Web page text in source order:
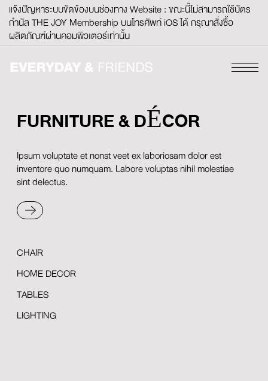
แจ้งปัญหาระบบขัดข้องบนช่องทาง Website : ขณะนี้ไม่สามารถใช้บัตร
กำนัล THE JOY Membership บนโทรศัพท์ iOS ได้ กรุณาสั่งซื้อ
ผลิตภัณฑ์ผ่านคอมพิวเตอร์เท่านั้น
FURNITURE &DÉCOR
Ipsum voluptate et nonst veet ex laboriosam dolor est
inventore quo numquam. Labore voluptas nihil molestiae
sint delectus.
READ MORE
CHAIR
HOME DECOR
TABLES
LIGHTING